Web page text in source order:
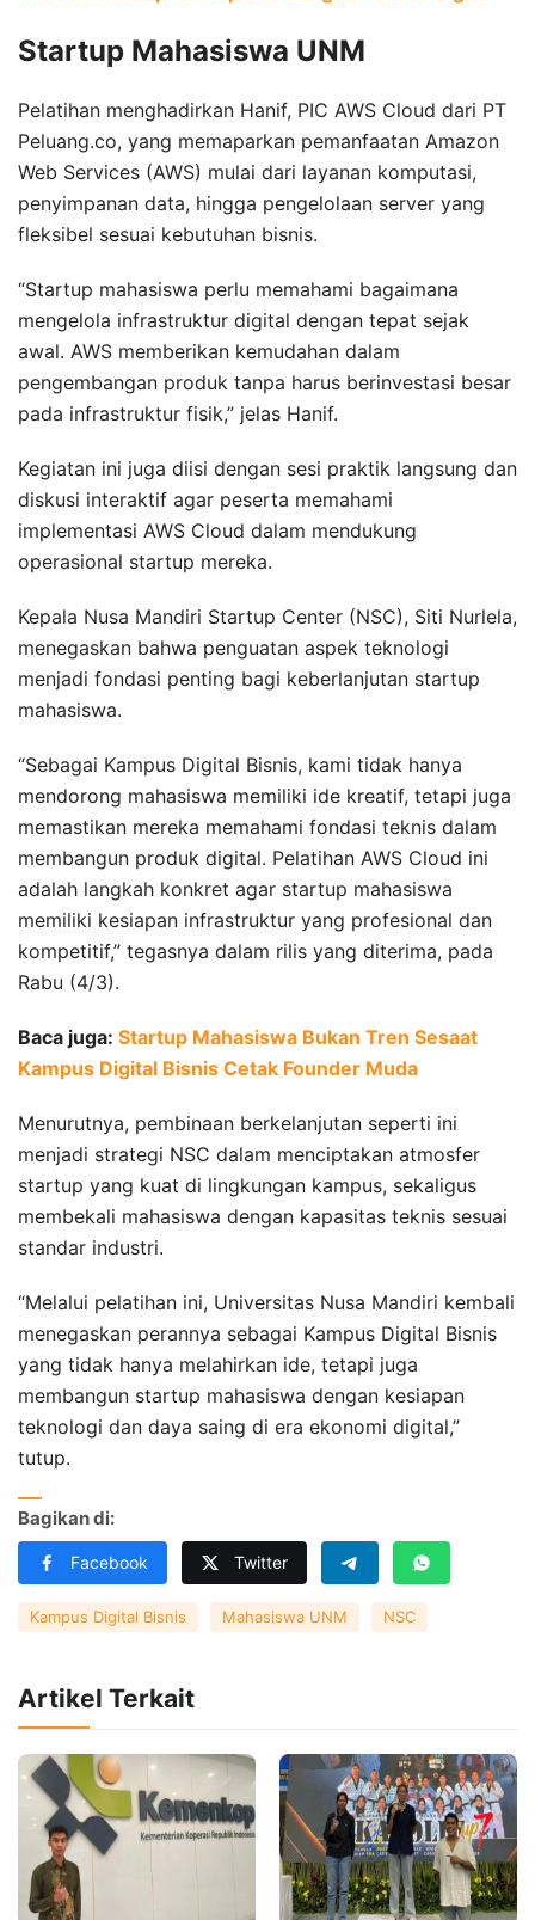
Startup Mahasiswa UNM
Pelatihan menghadirkan Hanif, PIC AWS Cloud dari PT
Peluang.co, yang memaparkan pemanfaatan Amazon
Web Services (AWS) mulai dari layanan komputasi,
penyimpanan data, hingga pengelolaan server yang
fleksibel sesuai kebutuhan bisnis.
“Startup mahasiswa perlu memahami bagaimana
mengelola infrastruktur digital dengan tepat sejak
awal. AWS memberikan kemudahan dalam
pengembangan produk tanpa harus berinvestasi besar
pada infrastruktur fisik,” jelas Hanif.
Kegiatan ini juga diisi dengan sesi praktik langsung dan
diskusi interaktif agar peserta memahami
implementasi AWS Cloud dalam mendukung
operasional startup mereka.
Kepala Nusa Mandiri Startup Center (NSC), Siti Nurlela,
menegaskan bahwa penguatan aspek teknologi
menjadi fondasi penting bagi keberlanjutan startup
mahasiswa.
“Sebagai Kampus Digital Bisnis, kami tidak hanya
mendorong mahasiswa memiliki ide kreatif, tetapi juga
memastikan mereka memahami fondasi teknis dalam
membangun produk digital. Pelatihan AWS Cloud ini
adalah langkah konkret agar startup mahasiswa
memiliki kesiapan infrastruktur yang profesional dan
kompetitif,” tegasnya dalam rilis yang diterima, pada
Rabu (4/3).
Baca juga: Startup Mahasiswa Bukan Tren Sesaat
Kampus Digital Bisnis Cetak Founder Muda
Menurutnya, pembinaan berkelanjutan seperti ini
menjadi strategi NSC dalam menciptakan atmosfer
startup yang kuat di lingkungan kampus, sekaligus
membekali mahasiswa dengan kapasitas teknis sesuai
standar industri.
“Melalui pelatihan ini, Universitas Nusa Mandiri kembali
menegaskan perannya sebagai Kampus Digital Bisnis
yang tidak hanya melahirkan ide, tetapi juga
membangun startup mahasiswa dengan kesiapan
teknologi dan daya saing di era ekonomi digital,”
tutup.
Bagikan di:
Facebook Twitter
Kampus Digital Bisnis Mahasiswa UNM NSC
Artikel Terkait